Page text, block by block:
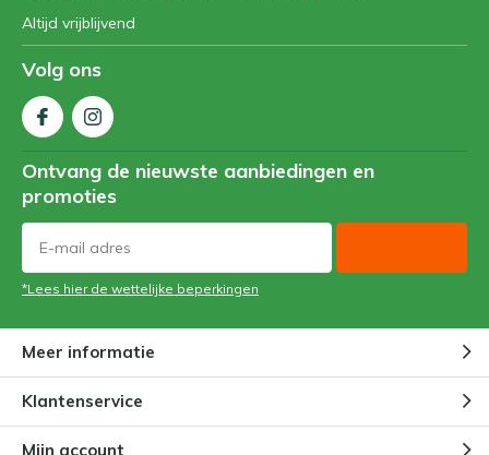
Altijd vrijblijvend
Volg ons
Ontvang de nieuwste aanbiedingen en
promoties
*Lees hier de wettelijke beperkingen
Meer informatie
Klantenservice
Mijn account